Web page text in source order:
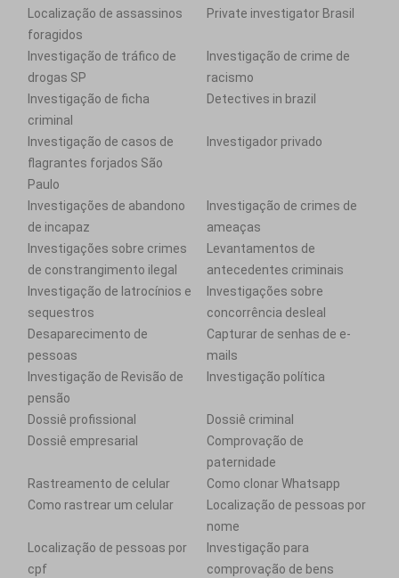
Localização de assassinos
foragidos
Private investigator Brasil
Investigação de tráfico de
drogas SP
Investigação de crime de
racismo
Investigação de ficha
criminal
Detectives in brazil
Investigação de casos de
flagrantes forjados São
Paulo
Investigador privado
Investigações de abandono
de incapaz
Investigação de crimes de
ameaças
Investigações sobre crimes
de constrangimento ilegal
Levantamentos de
antecedentes criminais
Investigação de latrocínios e
sequestros
Investigações sobre
concorrência desleal
Desaparecimento de
pessoas
Capturar de senhas de e-
mails
Investigação de Revisão de
pensão
Investigação política
Dossiê profissional
Dossiê criminal
Dossiê empresarial
Comprovação de
paternidade
Rastreamento de celular
Como clonar Whatsapp
Como rastrear um celular
Localização de pessoas por
nome
Localização de pessoas por
cpf
Investigação para
comprovação de bens